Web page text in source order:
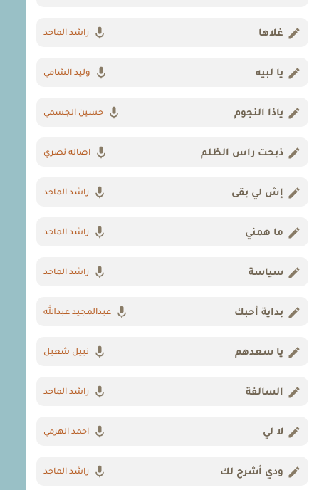
غلاها راشد الماجد
يا لبيه وليد الشامي
ياذا النجوم حسين الجسمي
ذبحت راس الظلم اصاله نصري
إش لي بقى راشد الماجد
ما همني راشد الماجد
سياسة راشد الماجد
بداية أحبك عبدالمجيد عبدالله
يا سعدهم نبيل شعيل
السالفة راشد الماجد
لا لي احمد الهرمي
ودي أشرح لك راشد الماجد